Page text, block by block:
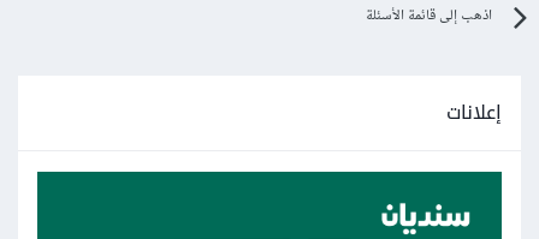
اذهب إلى قائمة الأسئلة
إعلانات